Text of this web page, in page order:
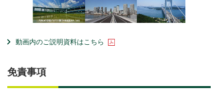
動画内のご説明資料はこちら
免責事項